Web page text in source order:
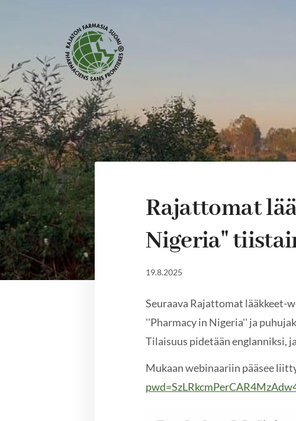
sisältöön
RAJATON SUOMI RY
Rajattomat
Nigeria''
19.8.2025
Seuraava Rajattomat lääkkeet-
''Pharmacy in Nigeria'' ja
Tilaisuus pidetään englanniksi,
Mukaan webinaariin pääsee